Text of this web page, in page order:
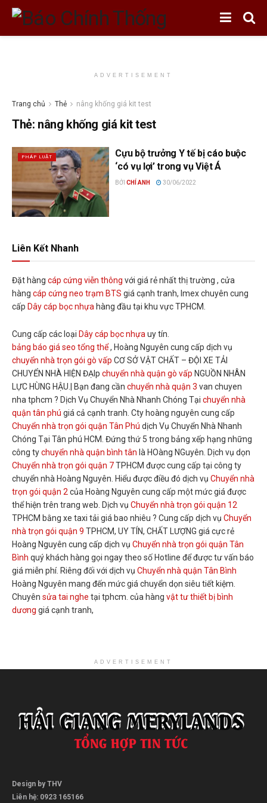
ADVERTISEMENT
Trang chủ Thẻ nâng khống giá kit test
Thẻ: nâng khống giá kit test
PHÁP LUẬT
Cựu bộ trưởng Y tế bị cáo buộc
‘có vụ lợi’ trong vụ Việt Á
BỞI CHÍ ANH 30/06/2022
Liên Kết Nhanh
Đặt hàng cáp cứng viễn thông với giá rẻ nhất thị trường , cửa
hàng cáp cứng neo trạm BTS giá cạnh tranh, Imex chuyên cung
cấp Dây cáp bọc nhựa hàng đầu tại khu vực TPHCM.
Cung cấp các loại Dây cáp bọc nhựa uy tín.
bảng báo giá seo tổng thể, Hoàng Nguyên cung cấp dịch vụ
chuyển nhà trọn gói gò vấp CƠ SỞ VẬT CHẤT – ĐỘI XE TẢI
CHUYỂN NHÀ HIỆN ĐẠIp chuyển nhà quận gò vấp NGUỒN NHÂN
LỰC HÙNG HẬU.| Bạn đang cần chuyển nhà quận 3 van chuyen
nha tphcm ? Dịch Vụ Chuyển Nhà Nhanh Chóng Tại chuyển nhà
quận tân phú giá cả cạnh tranh. Cty hoàng nguyên cung cấp
Chuyển nhà trọn gói quận Tân Phú dịch Vụ Chuyển Nhà Nhanh
Chóng Tại Tân phú HCM. Đứng thứ 5 trong bảng xếp hạng những
công tychuyển nhà quận bình tân là HOàng NGuyên. Dịch vụ dọn
Chuyển nhà trọn gói quận 7TPHCM được cung cấp tại công ty
chuyển nhà Hoàng Nguyên. Hiểu được điều đó dịch vụ Chuyển nhà
trọn gói quận 2 của Hoàng Nguyên cung cấp một mức giá được
thể hiện trên trang web. Dịch vụ Chuyển nhà trọn gói quận 12
TPHCM bằng xe taxi tải giá bao nhiêu ? Cung cấp dịch vụ Chuyển
nhà trọn gói quận 9 TPHCM, UY TÍN, CHẤT LƯỢNG giá cực rẻ
Hoàng Nguyên cung cấp dịch vụ Chuyển nhà trọn gói quận Tân
Bình quý khách hàng gọi ngay theo số Hotline để được tư vấn báo
giá miễn phí. Riêng đối với dịch vụ Chuyển nhà quận Tân Bình
Hoàng Nguyên mang đến mức giá chuyển dọn siêu tiết kiệm.
Chuyên sửa tai nghe tại tphcm. của hàng vật tư thiết bị bình
dương giá cạnh tranh,
ADVERTISEMENT
Design by THV
Liên hệ: 0923 165166